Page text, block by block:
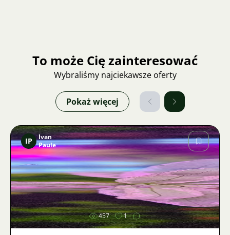
To może Cię zainteresować
Wybraliśmy najciekawsze oferty
Pokaż więcej
Zdjęcie
IP
Ivan
Paule
457 1